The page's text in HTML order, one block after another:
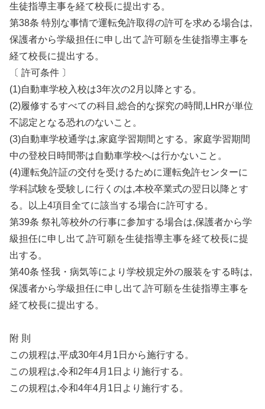
生徒指導主事を経て校長に提出する。
第38条 特別な事情で運転免許取得の許可を求める場合は,
保護者から学級担任に申し出て,許可願を生徒指導主事を
経て校長に提出する。
〔 許可条件 〕
(1)自動車学校入校は3年次の2月以降とする。
(2)履修するすべての科目,総合的な探究の時間,LHRが単位
不認定となる恐れのないこと。
(3)自動車学校通学は,家庭学習期間とする。家庭学習期間
中の登校日時間帯は自動車学校へは行かないこと。
(4)運転免許証の交付を受けるために運転免許センターに
学科試験を受験しに行くのは,本校卒業式の翌日以降とす
る。以上4項目全てに該当する場合に許可する。
第39条 祭礼等校外の行事に参加する場合は,保護者から学
級担任に申し出て,許可願を生徒指導主事を経て校長に提
出する。
第40条 怪我・病気等により学校規定外の服装をする時は,
保護者から学級担任に申し出て,許可願を生徒指導主事を
経て校長に提出する。
附 則
この規程は,平成30年4月1日から施行する。
この規程は,令和2年4月1日より施行する。
この規程は,令和4年4月1日より施行する。